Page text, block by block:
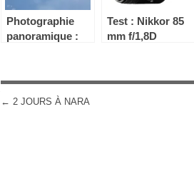
Photographie
panoramique :
images
Test : Nikkor 85
mm f/1,8D
POST NAVIGATION
← 2 JOURS À NARA